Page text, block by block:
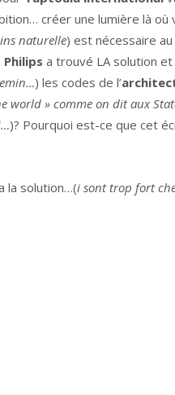
créer une lumière là où
naturelle) est nécessaire
Philips a trouvé LA solution et
) les codes de l’
world » comme on dit aux
)? Pourquoi est-ce que cet
la solution…(i sont trop fort